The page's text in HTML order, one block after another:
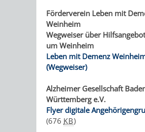
Förderverein Leben mit
Weinheim
Wegweiser über
um Weinheim
Leben mit Demenz
(Wegweiser)
Alzheimer Gesellschaft
Württemberg e.V.
Flyer digitale
(676 KB)